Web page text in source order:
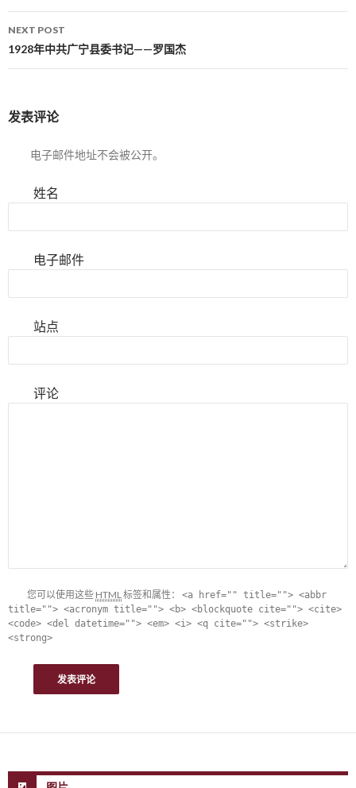
NEXT POST
1928年中共广宁县委书记——罗国杰
发表评论
电子邮件地址不会被公开。
姓名
电子邮件
站点
评论
您可以使用这些 HTML标签和属性： <a href="" title=""> <abbr
title=""> <acronym title=""> <b> <blockquote cite=""> <cite>
<code> <del datetime=""> <em> <i> <q cite=""> <strike>
<strong>